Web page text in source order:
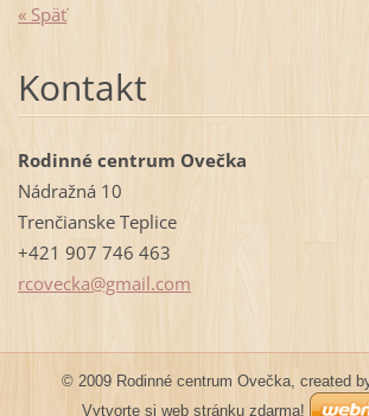
« Späť
Kontakt
Rodinné centrum Ovečka
Nádražná 10
Trenčianske Teplice
+421 907 746 463
rcovecka@gmail.com
© 2009 Rodinné centrum Ovečka, created
Vytvorte si web stránku zdarma!